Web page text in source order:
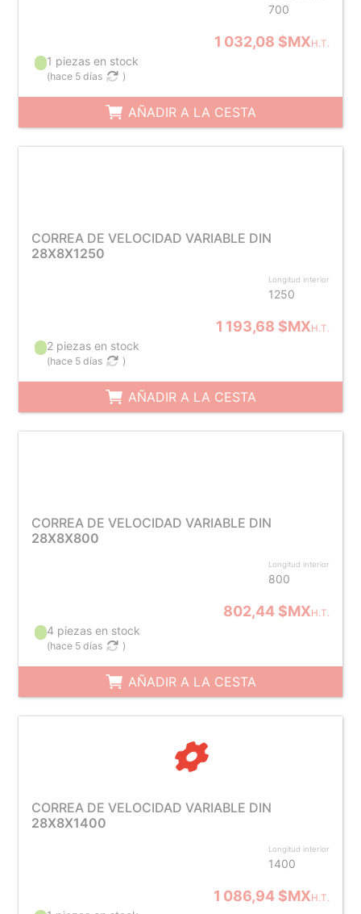
700
1 032,08 $MXH.T.
1 piezas en stock
(hace 5 días )
AÑADIR A LA CESTA
CORREA DE VELOCIDAD VARIABLE DIN
28X8X1250
Longitud interior
1250
1 193,68 $MXH.T.
2 piezas en stock
(hace 5 días )
AÑADIR A LA CESTA
CORREA DE VELOCIDAD VARIABLE DIN
28X8X800
Longitud interior
800
802,44 $MXH.T.
4 piezas en stock
(hace 5 días )
AÑADIR A LA CESTA
CORREA DE VELOCIDAD VARIABLE DIN
28X8X1400
Longitud interior
1400
1 086,94 $MXH.T.